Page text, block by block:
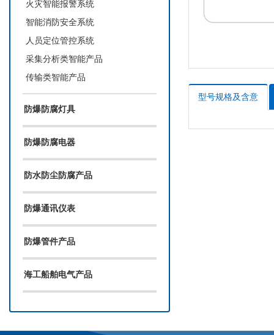
火灾智能报警系统
智能消防安全系统
人员定位管控系统
采集分析类智能产品
传输类智能产品
防爆防腐灯具
防爆防腐电器
防水防尘防腐产品
防爆通讯仪表
防爆管件产品
海工船舶电气产品
型号规格及含意